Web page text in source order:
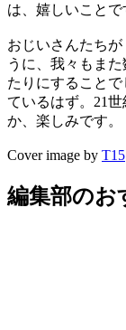
は、嬉しいことで
おじいさんたち
うに、我々もま
たりにすること
ているはず。21
か、楽しみです。
Cover image by T15
編集部のお